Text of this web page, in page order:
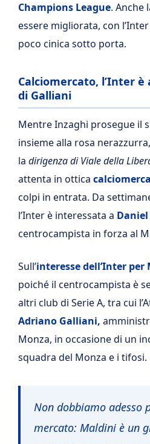
Champions League. Anche
essere migliorata, con
poco cinica sotto porta.
Calciomercato, l’Inter
di Galliani
Mentre Inzaghi prosegue il
insieme alla rosa
la dirigenza di Viale della
attenta in ottica
colpi in entrata. Da
l’Inter è interessata a
centrocampista in forza al
Sull’interesse dell’Inter per
poiché il centrocampista è
altri club di Serie A, tra cui
Adriano Galliani,
Monza, in occasione di un
squadra del Monza e i
Non dobbiamo adesso
mercato: Maldini è un